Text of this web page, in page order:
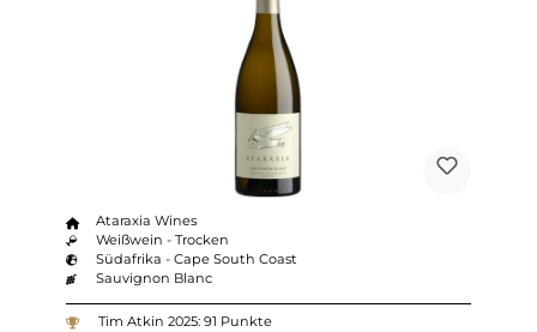
Ataraxia Wines
Weißwein - Trocken
Südafrika - Cape South Coast
Sauvignon Blanc
Tim Atkin 2025: 91 Punkte